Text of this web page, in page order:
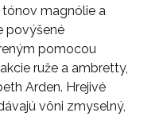
magnólie a
povýšené
pomocou
ruže a ambretty,
Arden. Hrejivé
vôni zmyselný,